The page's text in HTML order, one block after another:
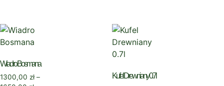
Wiadro Bosmana
1300,00 zł –
Kufel Drewniany 0.7l